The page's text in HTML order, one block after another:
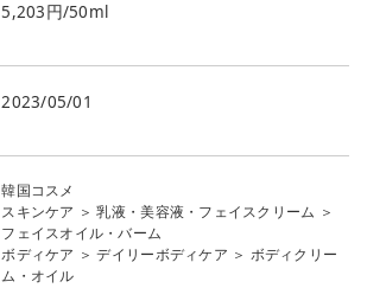
5,203円/50ml
2023/05/01
韓国コスメ
スキンケア ＞乳液・美容液・フェイスクリーム ＞
フェイスオイル・バーム
ボディケア ＞デイリーボディケア ＞ ボディクリー
ム・オイル